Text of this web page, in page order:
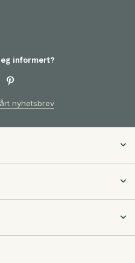
informert?
nyhetsbrev